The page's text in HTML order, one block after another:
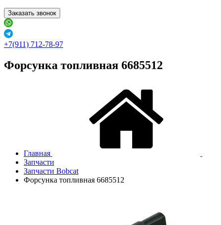
Заказать звонок
+7(911) 712-78-97
Форсунка топливная 6685512
Главная
Запчасти
Запчасти Bobcat
Форсунка топливная 6685512